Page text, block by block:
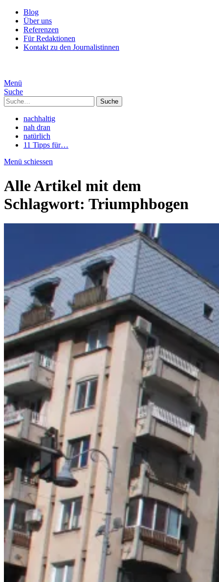
Blog
Über uns
Referenzen
Für Redaktionen
Kontakt zu den Journalistinnen
Menü
Suche
Suche
nachhaltig
nah dran
natürlich
11 Tipps für…
Menü schiessen
Alle Artikel mit dem
Schlagwort: Triumphbogen